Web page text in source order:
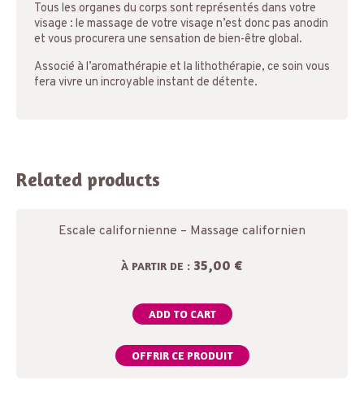
Tous les organes du corps sont représentés dans votre
visage : le massage de votre visage n’est donc pas anodin
et vous procurera une sensation de bien-être global.
Associé à l’aromathérapie et la lithothérapie, ce soin vous
fera vivre un incroyable instant de détente.
Related products
Escale californienne – Massage californien
À PARTIR DE : 35,00 €
ADD TO CART
OFFRIR CE PRODUIT